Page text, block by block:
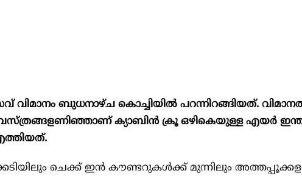
വിമാനം ബുധനാഴ്ച കൊച്ചിയിൽ പറന്നിറങ്ങിയത്.
ക്യാബിൻ ക്രൂ ഒഴികെയുള്ള എയർ
ചെക്ക് ഇൻ കൗണ്ടറുകൾക്ക് മുന്നിലും